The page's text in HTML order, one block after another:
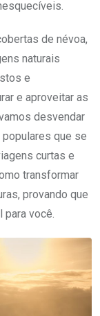
de névoa,
naturais
e
e aproveitar as
desvendar
que se
curtas e
transformar
provando que
para você.